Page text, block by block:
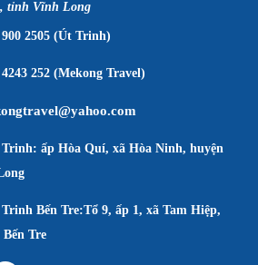
tỉnh Vĩnh Long
2505 (Út Trinh)
252 (Mekong Travel)
ấp Hòa Quí, xã Hòa Ninh, huyện
Bến Tre:Tổ 9, ấp 1, xã Tam Hiệp,
Tre